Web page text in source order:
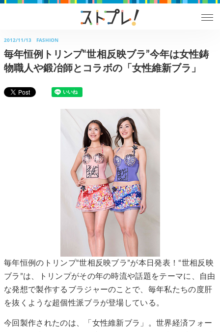
2012/11/13 FASHION
毎年恒例トリンプ“世相反映ブラ”今年は女性鋳
物職人や鍛冶師とコラボの「女性維新ブラ」
毎年恒例のトリンプ“世相反映ブラ”が本日発表！“世相反映
ブラ”は、トリンプがその年の時流や話題をテーマに、自由
な発想で製作するブラジャーのことで、毎年私たちの度肝
を抜くような超個性派ブラが登場している。
今回製作されたのは、「女性維新ブラ」。世界経済フォー